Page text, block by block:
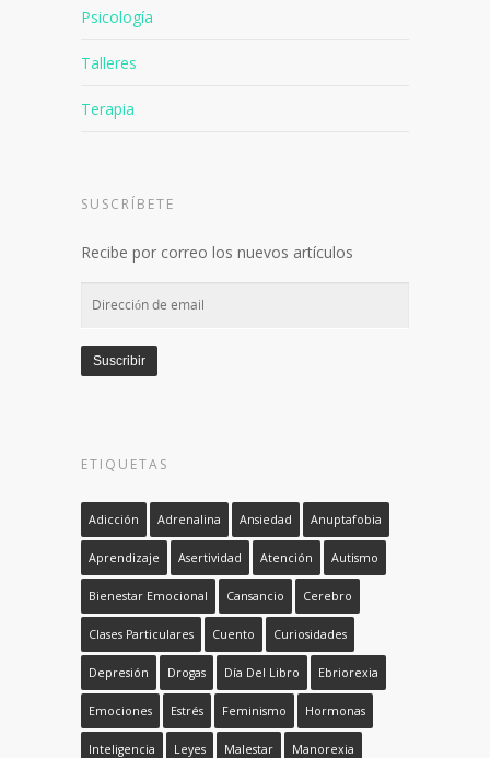
Psicología
Talleres
Terapia
SUSCRÍBETE
Recibe por correo los nuevos artículos
Dirección
email
Suscribir
ETIQUETAS
Adicción Adrenalina Ansiedad Anuptafobia
Aprendizaje Asertividad Atención Autismo
Bienestar Emocional Cansancio Cerebro
Clases Particulares Cuento Curiosidades
Depresión Drogas Día Del Libro Ebriorexia
Emociones Estrés Feminismo Hormonas
Inteligencia Leyes Malestar Manorexia